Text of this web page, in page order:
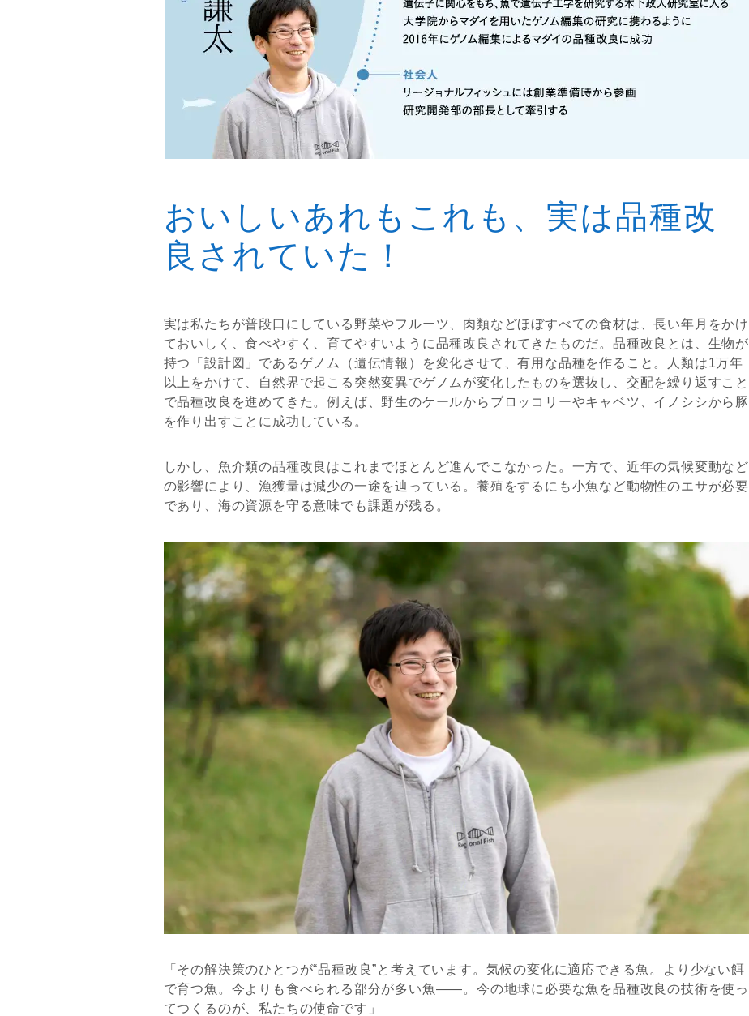
おいしいあれもこれも、実は品種改
良されていた！
実は私たちが普段口にしている野菜やフルーツ、肉類などほぼすべての食材は、長い年月をかけ
ておいしく、食べやすく、育てやすいように品種改良されてきたものだ。品種改良とは、生物が
持つ「設計図」であるゲノム（遺伝情報）を変化させて、有用な品種を作ること。人類は1万年
以上をかけて、自然界で起こる突然変異でゲノムが変化したものを選抜し、交配を繰り返すこと
で品種改良を進めてきた。例えば、野生のケールからブロッコリーやキャベツ、イノシシから豚
を作り出すことに成功している。
しかし、魚介類の品種改良はこれまでほとんど進んでこなかった。一方で、近年の気候変動など
の影響により、漁獲量は減少の一途を辿っている。養殖をするにも小魚など動物性のエサが必要
であり、海の資源を守る意味でも課題が残る。
「その解決策のひとつが“品種改良”と考えています。気候の変化に適応できる魚。より少ない餌
で育つ魚。今よりも食べられる部分が多い魚——。今の地球に必要な魚を品種改良の技術を使っ
てつくるのが、私たちの使命です」